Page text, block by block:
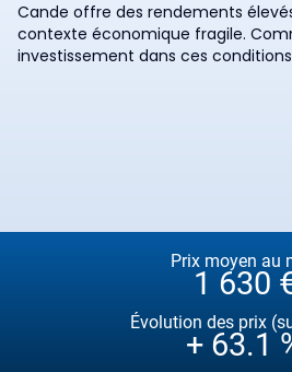
Cande offre des rendements
contexte économique fragile.
investissement dans ces
Prix moyen au
1 630
Évolution des prix
+ 63.1